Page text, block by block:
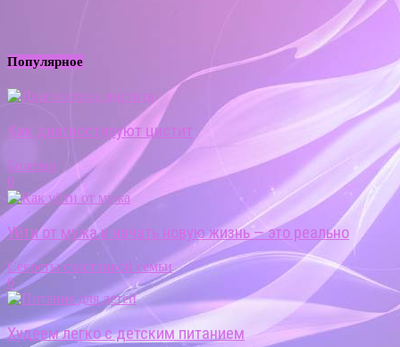
Популярное
Как диагностируют цистит
Болезни
0
Уйти от мужа и начать новую жизнь — это реально
Секреты счастливой семьи
0
Худеем легко с детским питанием